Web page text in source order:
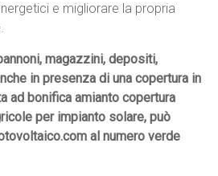
e migliorare la propria
magazzini, depositi,
in presenza di una copertura in
ad bonifica amianto copertura
per impianto solare, può
al numero verde